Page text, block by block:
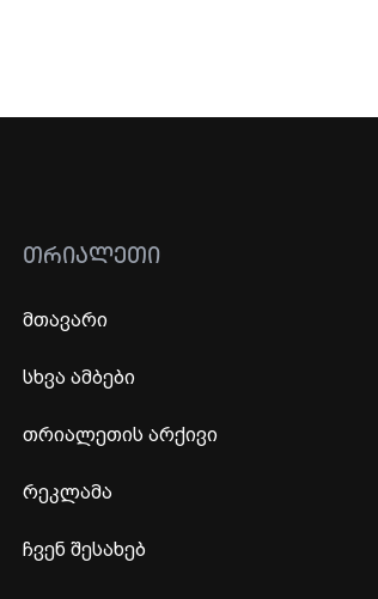
ᲗᲠᲘᲐᲚᲔᲗᲘ
მთავარი
სხვა ამბები
თრიალეთის არქივი
რეკლამა
ჩვენ შესახებ